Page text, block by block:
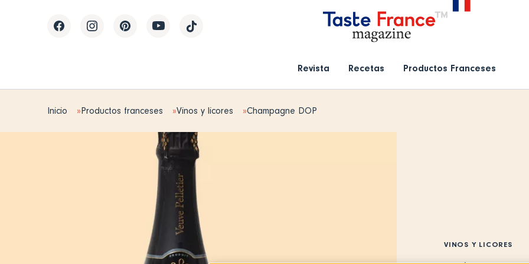
Revista Recetas Productos Franceses
Inicio Productos franceses Vinos y licores Champagne DOP
VINOS Y LICORES